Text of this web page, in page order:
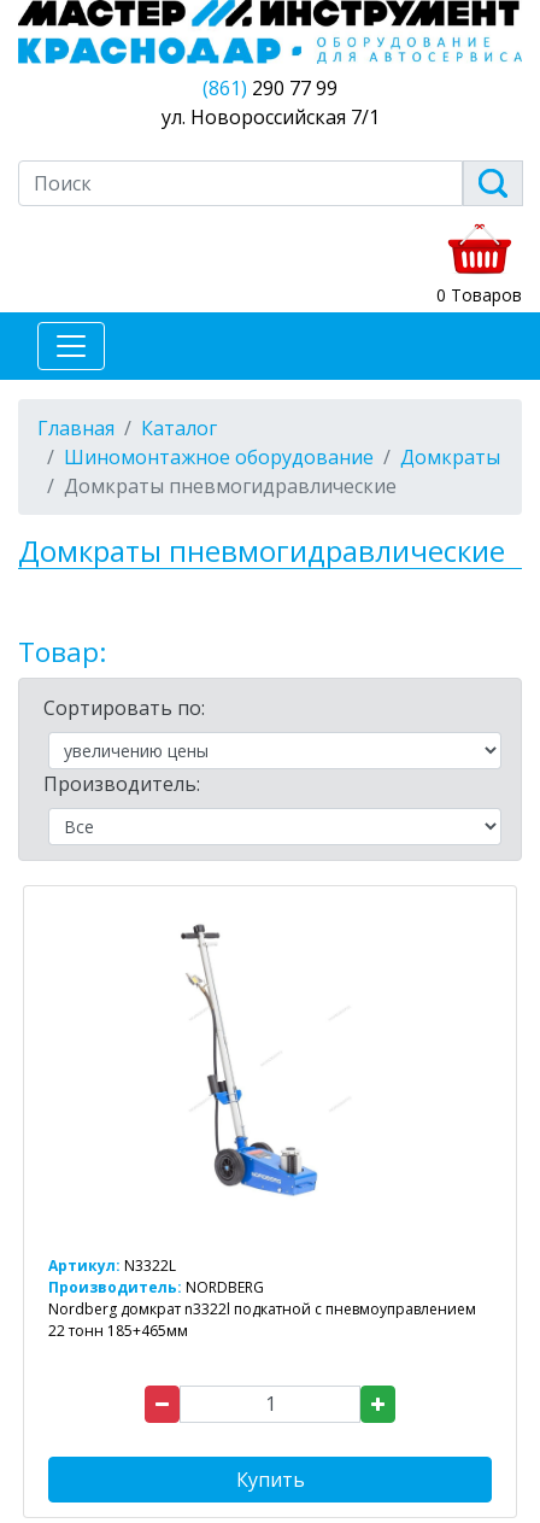
(861) 290 77 99
ул. Новороссийская 7/1
0 Товаров
Главная
Каталог
Шиномонтажное оборудование
Домкраты
Домкраты пневмогидравлические
Домкраты пневмогидравлические
Товар:
Сортировать по:
Производитель:
Артикул: N3322L
Производитель: NORDBERG
Nordberg домкрат n3322l подкатной с пневмоуправлением
22 тонн 185+465мм
Купить